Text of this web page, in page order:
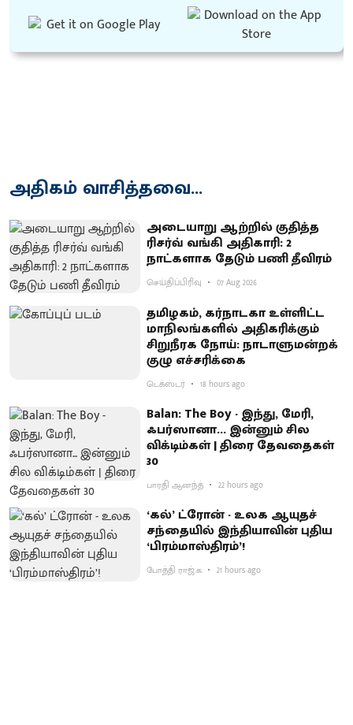
அதிகம் வாசித்தவை...
அடையாறு ஆற்றில் குதித்த
ரிசர்வ் வங்கி அதிகாரி: 2
நாட்களாக தேடும் பணி தீவிரம்
செய்திப்பிரிவு 07 Aug 2026
தமிழகம், கர்நாடகா உள்ளிட்ட
மாநிலங்களில் அதிகரிக்கும்
சிறுநீரக நோய்: நாடாளுமன்றக்
குழு எச்சரிக்கை
டெக்ஸ்டர் 18 hours ago
Balan: The Boy - இந்து, மேரி,
ஃபர்ஸானா... இன்னும் சில
விக்டிம்கள் | திரை தேவதைகள்
30
பாரதி ஆனந்த் 22 hours ago
‘கல்’ ட்ரோன் - உலக ஆயுதச்
சந்தையில் இந்தியாவின் புதிய
‘பிரம்மாஸ்திரம்’!
போத்தி ராஜ்.க 21 hours ago